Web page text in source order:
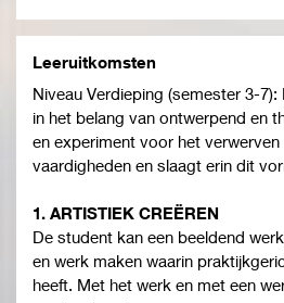
Leeruitkomsten
Niveau Verdieping (semester 3-
in het belang van ontwerpend en
en experiment voor het verwerven
vaardigheden en slaagt erin dit
1. ARTISTIEK CREËREN
De student kan een beeldend
en werk maken waarin
heeft. Met het werk en met een